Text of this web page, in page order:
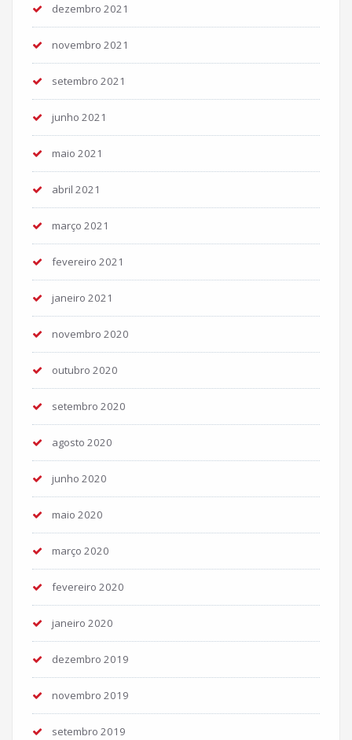
dezembro 2021
novembro 2021
setembro 2021
junho 2021
maio 2021
abril 2021
março 2021
fevereiro 2021
janeiro 2021
novembro 2020
outubro 2020
setembro 2020
agosto 2020
junho 2020
maio 2020
março 2020
fevereiro 2020
janeiro 2020
dezembro 2019
novembro 2019
setembro 2019